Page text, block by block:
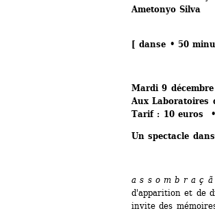
Ametonyo Silva
[ danse • 50
Mardi 9
Aux Laboratoires
Tarif : 10 euros
Un spectacle
a s s o m b r a ç ã
d'apparition et de
invite des